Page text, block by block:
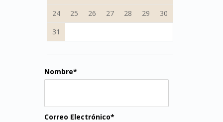
24
25 26 27 28 29
30
31
Nombre*
Correo Electrónico*